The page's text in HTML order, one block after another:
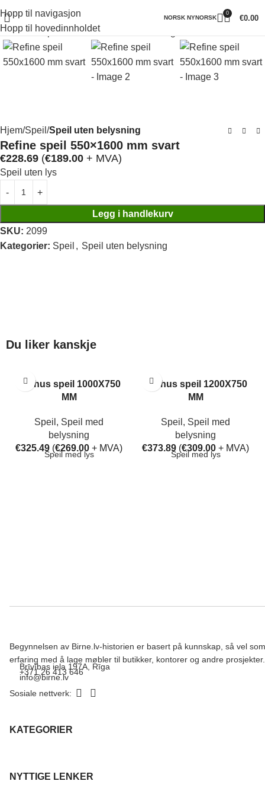
Hopp til navigasjon
Hopp til hovedinnholdet
NORSK NYNORSK
0
€0.00
Klikk for å forstørre
Hjem Speil Speil uten belysning
Refine speil 550×1600 mm svart
€228.69 (€189.00 + MVA)
Speil uten lys
Legg i handlekurv
SKU: 2099
Kategorier: Speil , Speil uten belysning
Du liker kanskje
Aarhus speil 1000X750
MM
Speil , Speil med
belysning
€325.49 (€269.00 + MVA)
Speil med lys
Aarhus speil 1200X750
MM
Speil , Speil med
belysning
€373.89 (€309.00 + MVA)
Speil med lys
Begynnelsen av Birne.lv-historien er basert på kunnskap, så vel som
erfaring med å lage møbler til butikker, kontorer og andre prosjekter.
Brīvības iela 197A, Rīga
+371 26 413 646
info@birne.lv
Sosiale nettverk:
KATEGORIER
NYTTIGE LENKER